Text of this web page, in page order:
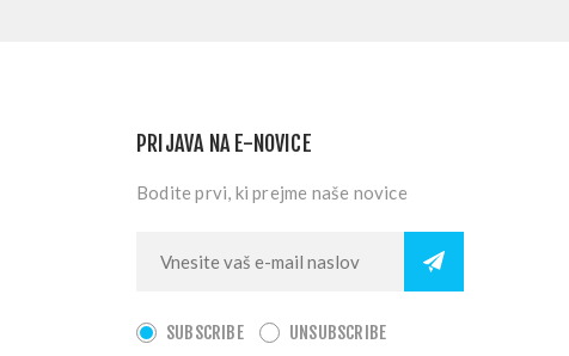
PRIJAVA NA E-NOVICE
Bodite prvi, ki prejme naše novice
SUBSCRIBE UNSUBSCRIBE